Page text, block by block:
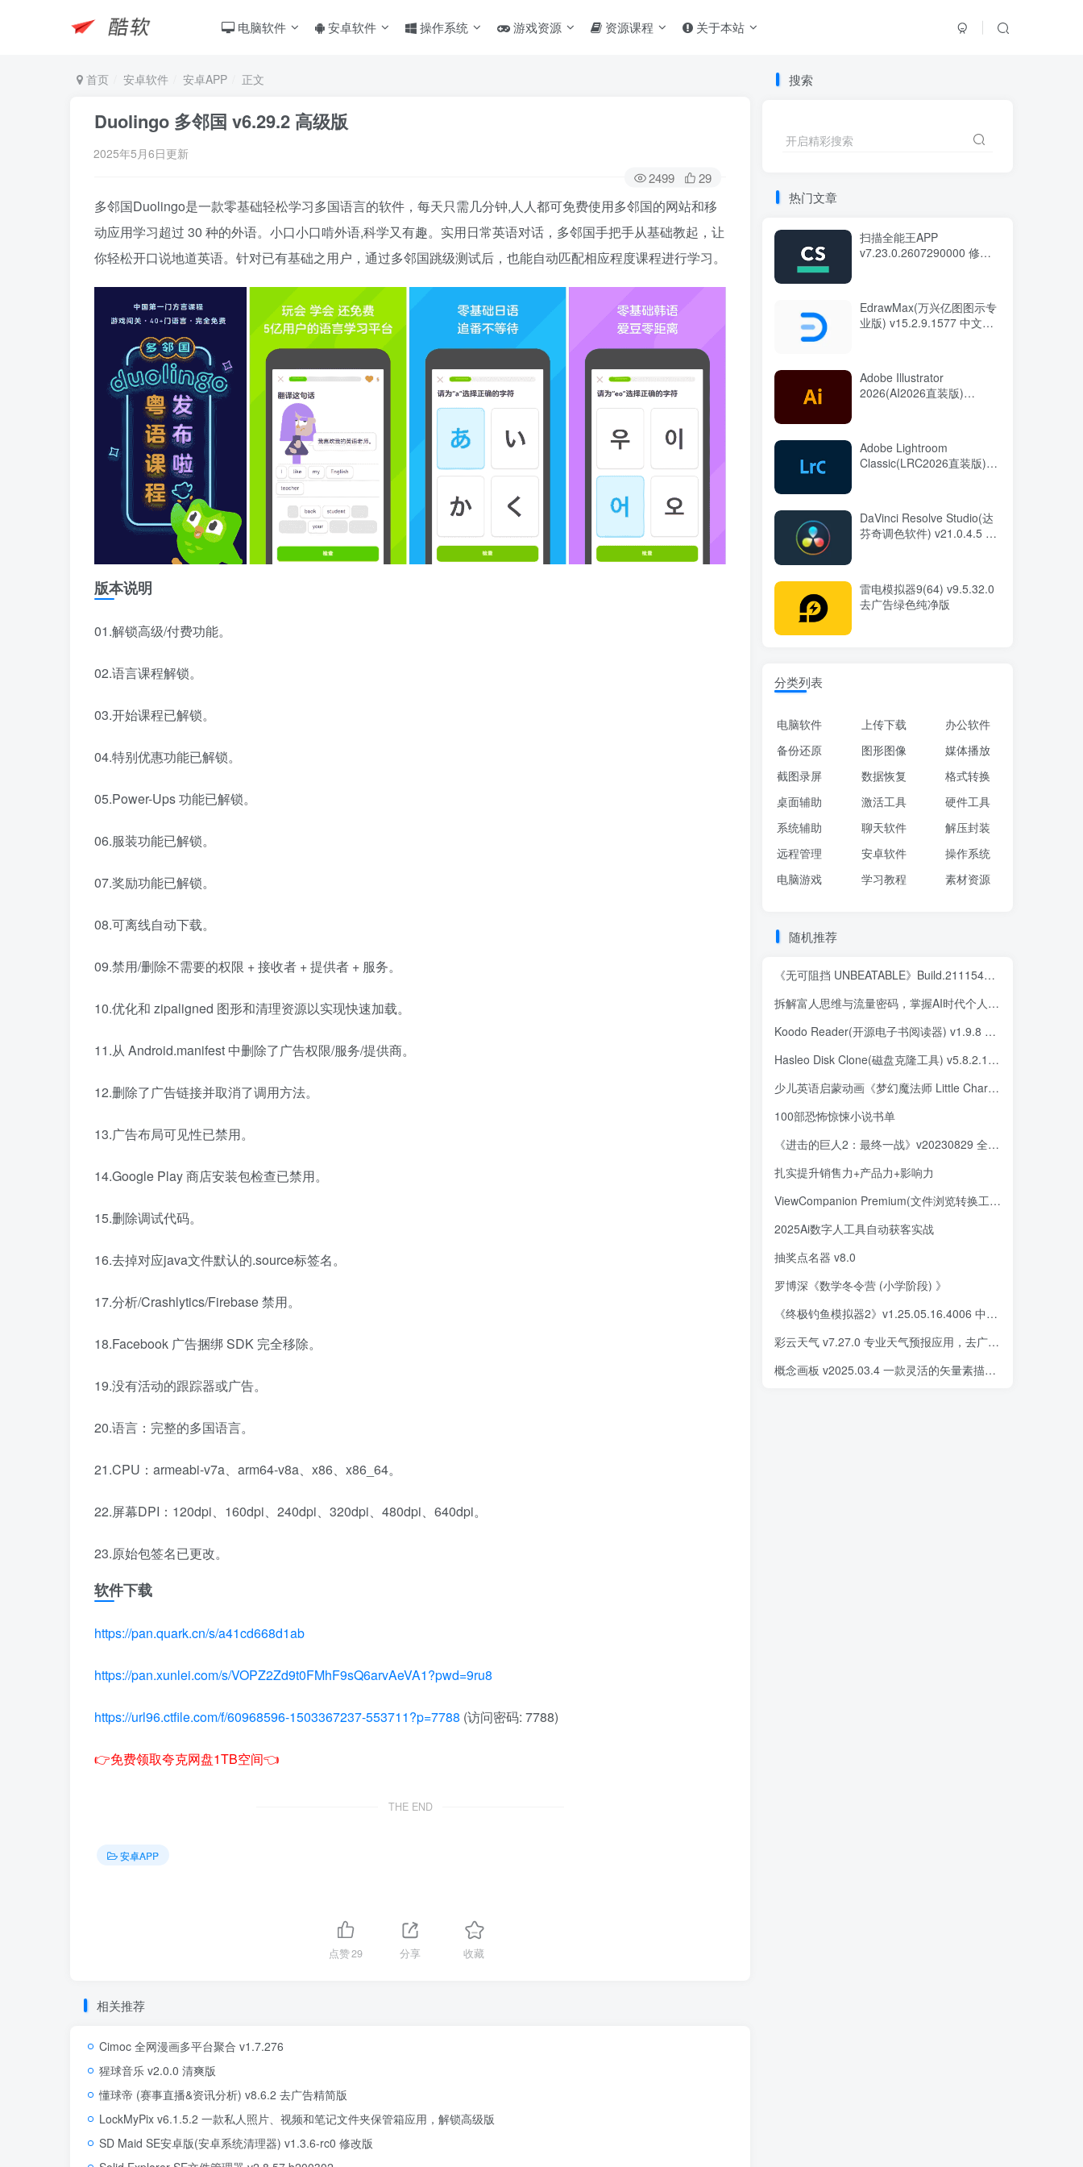
电脑软件 安卓软件 操作系统 游戏资源 资源课程 关于本站
首页 安卓软件 安卓APP 正文
Duolingo 多邻国 v6.29.2 高级版
2025年5月6日更新
2499 29
多邻国Duolingo是一款零基础轻松学习多国语言的软件，每天只需几分钟,人人都可免费使用多邻国的网站和移
动应用学习超过 30 种的外语。小口小口啃外语,科学又有趣。实用日常英语对话，多邻国手把手从基础教起，让
你轻松开口说地道英语。针对已有基础之用户，通过多邻国跳级测试后，也能自动匹配相应程度课程进行学习。
版本说明
01.解锁高级/付费功能。
02.语言课程解锁。
03.开始课程已解锁。
04.特别优惠功能已解锁。
05.Power-Ups 功能已解锁。
06.服装功能已解锁。
07.奖励功能已解锁。
08.可离线自动下载。
09.禁用/删除不需要的权限 + 接收者 + 提供者 + 服务。
10.优化和 zipaligned 图形和清理资源以实现快速加载。
11.从 Android.manifest 中删除了广告权限/服务/提供商。
12.删除了广告链接并取消了调用方法。
13.广告布局可见性已禁用。
14.Google Play 商店安装包检查已禁用。
15.删除调试代码。
16.去掉对应java文件默认的.source标签名。
17.分析/Crashlytics/Firebase 禁用。
18.Facebook 广告捆绑 SDK 完全移除。
19.没有活动的跟踪器或广告。
20.语言：完整的多国语言。
21.CPU：armeabi-v7a、arm64-v8a、x86、x86_64。
22.屏幕DPI：120dpi、160dpi、240dpi、320dpi、480dpi、640dpi。
23.原始包签名已更改。
软件下载
https://pan.quark.cn/s/a41cd668d1ab
https://pan.xunlei.com/s/VOPZ2Zd9t0FMhF9sQ6arvAeVA1?pwd=9ru8
https://url96.ctfile.com/f/60968596-1503367237-553711?p=7788 (访问密码: 7788)
👉免费领取夸克网盘1TB空间👈
THE END
安卓APP
点赞29 分享 收藏
相关推荐
Cimoc 全网漫画多平台聚合 v1.7.276
猩球音乐 v2.0.0 清爽版
懂球帝 (赛事直播&资讯分析) v8.6.2 去广告精简版
LockMyPix v6.1.5.2 一款私人照片、视频和笔记文件夹保管箱应用，解锁高级版
SD Maid SE安卓版(安卓系统清理器) v1.3.6-rc0 修改版
搜索
开启精彩搜索
热门文章
扫描全能王APP
v7.23.0.2607290000 修改
EdrawMax(万兴亿图图示专
业版) v15.2.9.1577 中文绿
Adobe Illustrator
2026(AI2026直装版)
Adobe Lightroom
Classic(LRC2026直装版)
DaVinci Resolve Studio(达
芬奇调色软件) v21.0.4.5 中
雷电模拟器9(64) v9.5.32.0
去广告绿色纯净版
分类列表
电脑软件 上传下载
办公软件
备份还原
图形图像
媒体播放
截图录屏
数据恢复
格式转换
桌面辅助
激活工具
硬件工具
系统辅助
聊天软件
解压封装
远程管理
安卓软件
操作系统
电脑游戏
学习教程 素材资源
随机推荐
《无可阻挡 UNBEATABLE》Build.21115423 绿色中文版
拆解富人思维与流量密码，掌握AI时代个人公司变现模型 实现财富自由新路径
Koodo Reader(开源电子书阅读器) v1.9.8 中文绿色版
Hasleo Disk Clone(磁盘克隆工具) v5.8.2.1 多语便携版
少儿英语启蒙动画《梦幻魔法师 Little Charmers (中英双版) 》
100部恐怖惊悚小说书单
《进击的巨人2：最终一战》v20230829 全DLC 豪华版
扎实提升销售力+产品力+影响力
ViewCompanion Premium(文件浏览转换工具) v16.0.0.1103 便携版
2025Ai数字人工具自动获客实战
抽奖点名器 v8.0
罗博深《数学冬令营 (小学阶段) 》
《终极钓鱼模拟器2》v1.25.05.16.4006 中文版
彩云天气 v7.27.0 专业天气预报应用，去广告解锁会员版
概念画板 v2025.03.4 一款灵活的矢量素描本，素描笔记和画图，解锁高级版